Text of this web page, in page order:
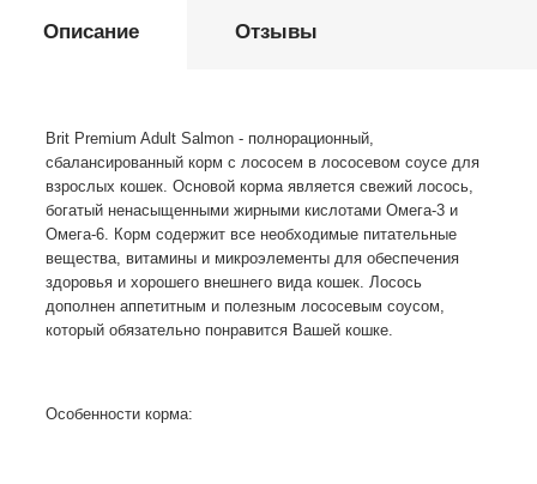
Описание Отзывы
Brit Premium Adult Salmon - полнорационный,
сбалансированный корм с лососем в лососевом соусе для
взрослых кошек. Основой корма является свежий лосось,
богатый ненасыщенными жирными кислотами Омега-3 и
Омега-6. Корм содержит все необходимые питательные
вещества, витамины и микроэлементы для обеспечения
здоровья и хорошего внешнего вида кошек. Лосось
дополнен аппетитным и полезным лососевым соусом,
который обязательно понравится Вашей кошке.
Особенности корма: